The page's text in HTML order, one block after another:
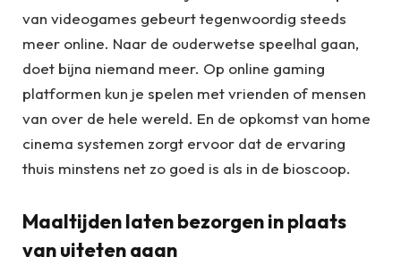
van videogames gebeurt tegenwoordig steeds
meer online. Naar de ouderwetse speelhal gaan,
doet bijna niemand meer. Op online gaming
platformen kun je spelen met vrienden of mensen
van over de hele wereld. En de opkomst van home
cinema systemen zorgt ervoor dat de ervaring
thuis minstens net zo goed is als in de bioscoop.
Maaltijden laten bezorgen in plaats
van uiteten gaan